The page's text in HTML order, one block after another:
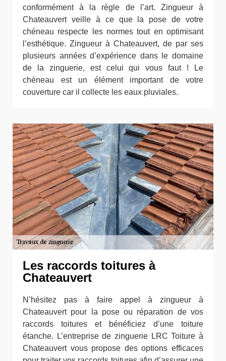
conformément à la règle de l’art. Zingueur à
Chateauvert veille à ce que la pose de votre
chéneau respecte les normes tout en optimisant
l’esthétique. Zingueur à Chateauvert, de par ses
plusieurs années d’expérience dans le domaine
de la zinguerie, est celui qui vous faut ! Le
chéneau est un élément important de votre
couverture car il collecte les eaux pluviales.
Les raccords toitures à
Chateauvert
N’hésitez pas à faire appel à zingueur à
Chateauvert pour la pose ou réparation de vos
raccords toitures et bénéficiez d’une toiture
étanche. L’entreprise de zinguerie LRC Toiture à
Chateauvert vous propose des options efficaces